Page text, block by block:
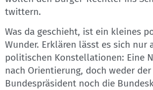
twittern.
Was da geschieht, ist ein kleines
Wunder. Erklären lässt es sich nur
politischen Konstellationen: Eine
nach Orientierung, doch weder
Bundespräsident noch die